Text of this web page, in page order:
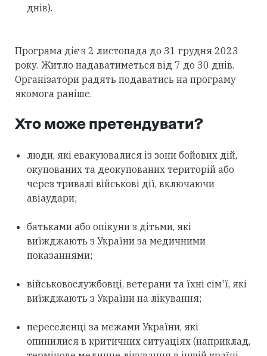
днів).
Програма діє з 2 листопада до 31 грудня 2023
року. Житло надаватиметься від 7 до 30 днів.
Організатори радять подаватись на програму
якомога раніше.
Хто може претендувати?
люди, які евакуювалися із зони бойових дій,
окупованих та деокупованих територій або
через тривалі військові дії, включаючи
авіаудари;
батьками або опікуни з дітьми, які
виїжджають з України за медичними
показаннями;
військовослужбовці, ветерани та їхні сім'ї, які
виїжджають з України на лікування;
переселенці за межами України, які
опинилися в критичних ситуаціях (наприклад,